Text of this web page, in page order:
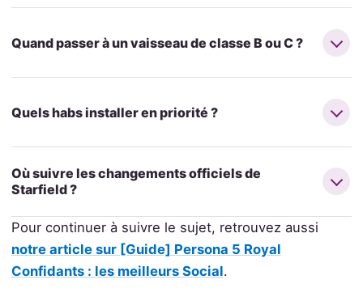
Quand passer à un vaisseau de classe B ou C ?
Quels habs installer en priorité ?
Où suivre les changements officiels de
Starfield ?
Pour continuer à suivre le sujet, retrouvez aussi
notre article sur [Guide] Persona 5 Royal
Confidants : les meilleurs Social.